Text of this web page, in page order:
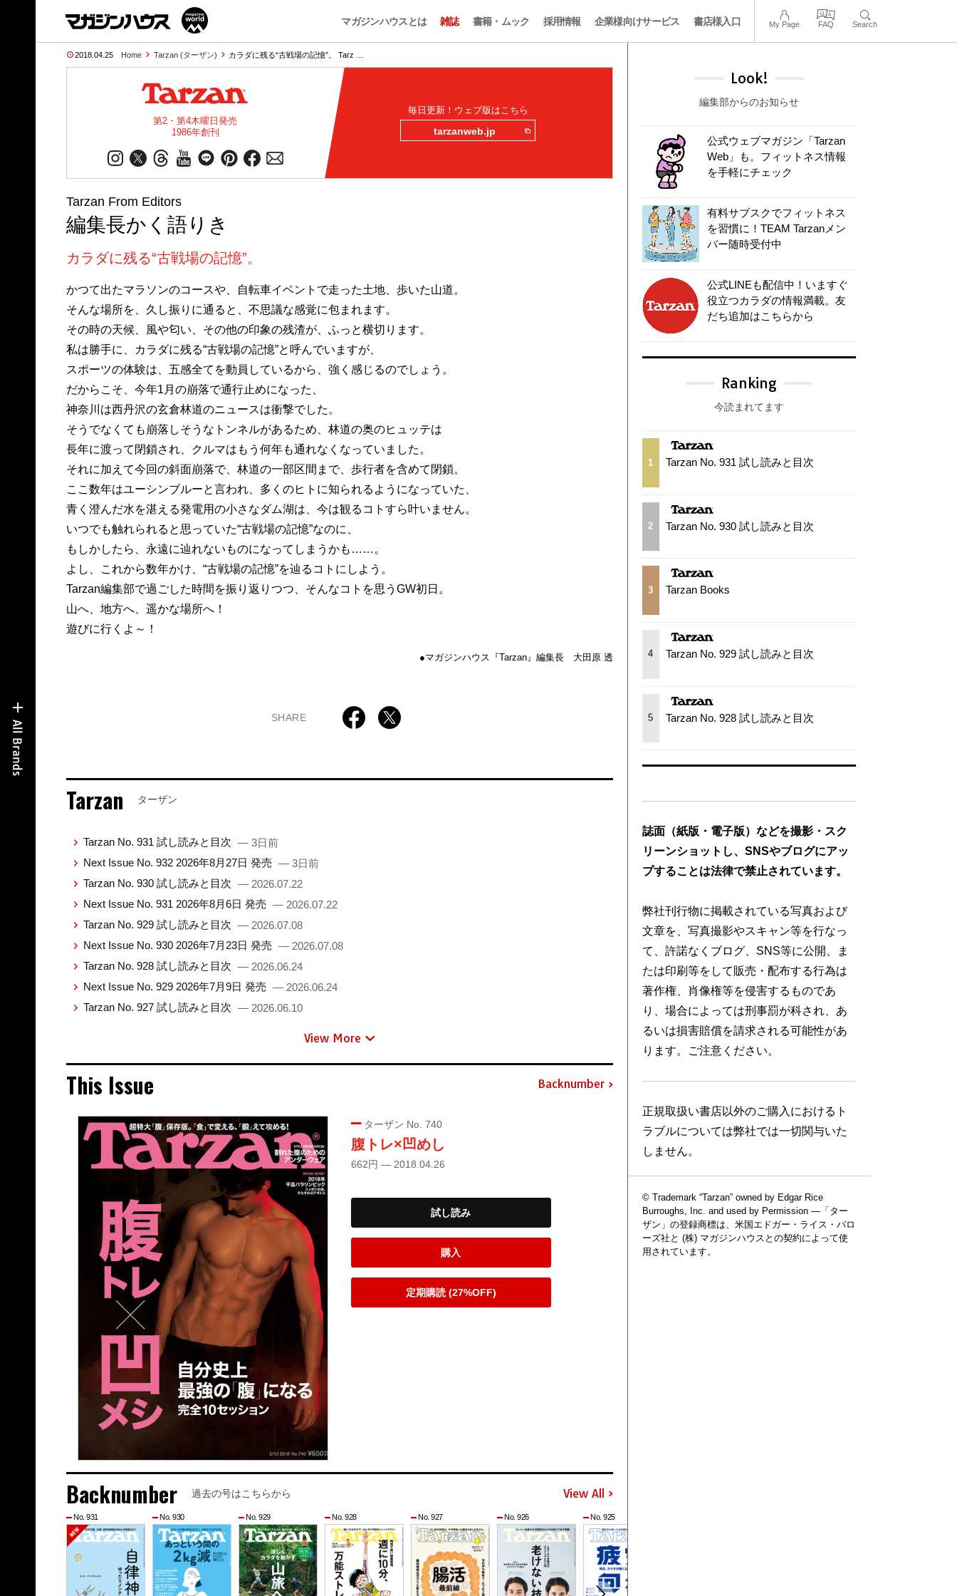
マガジンハウスとは 雑誌 書籍・ムック 採用情報 企業様向けサービス 書店様入口 My Page FAQ Search
2018.04.25 Home Tarzan (ターザン) カラダに残る“古戦場の記憶”。 Tarz …
第2・第4木曜日発売
1986年創刊
毎日更新！ウェブ版はこちら
tarzanweb.jp
Tarzan From Editors
編集長かく語りき
カラダに残る“古戦場の記憶”。
かつて出たマラソンのコースや、自転車イベントで走った土地、歩いた山道。
そんな場所を、久し振りに通ると、不思議な感覚に包まれます。
その時の天候、風や匂い、その他の印象の残渣が、ふっと横切ります。
私は勝手に、カラダに残る“古戦場の記憶”と呼んでいますが、
スポーツの体験は、五感全てを動員しているから、強く感じるのでしょう。
だからこそ、今年1月の崩落で通行止めになった、
神奈川は西丹沢の玄倉林道のニュースは衝撃でした。
そうでなくても崩落しそうなトンネルがあるため、林道の奥のヒュッテは
長年に渡って閉鎖され、クルマはもう何年も通れなくなっていました。
それに加えて今回の斜面崩落で、林道の一部区間まで、歩行者を含めて閉鎖。
ここ数年はユーシンブルーと言われ、多くのヒトに知られるようになっていた、
青く澄んだ水を湛える発電用の小さなダム湖は、今は観るコトすら叶いません。
いつでも触れられると思っていた“古戦場の記憶”なのに、
もしかしたら、永遠に辿れないものになってしまうかも……。
よし、これから数年かけ、“古戦場の記憶”を辿るコトにしよう。
Tarzan編集部で過ごした時間を振り返りつつ、そんなコトを思うGW初日。
山へ、地方へ、遥かな場所へ！
遊びに行くよ～！
●マガジンハウス『Tarzan』編集長 大田原 透
SHARE
Tarzan ターザン
Tarzan No. 931 試し読みと目次 — 3日前
Next Issue No. 932 2026年8月27日 発売 — 3日前
Tarzan No. 930 試し読みと目次 — 2026.07.22
Next Issue No. 931 2026年8月6日 発売 — 2026.07.22
Tarzan No. 929 試し読みと目次 — 2026.07.08
Next Issue No. 930 2026年7月23日 発売 — 2026.07.08
Tarzan No. 928 試し読みと目次 — 2026.06.24
Next Issue No. 929 2026年7月9日 発売 — 2026.06.24
Tarzan No. 927 試し読みと目次 — 2026.06.10
View More
This Issue Backnumber
ターザン No. 740
腹トレ×凹めし
662円 — 2018.04.26
試し読み
購入
定期購読 (27%OFF)
Backnumber 過去の号はこちらから View All
No. 931 No. 930 No. 929 No. 928 No. 927 No. 926 No. 925
Look!
編集部からのお知らせ
公式ウェブマガジン「Tarzan
Web」も。フィットネス情報
を手軽にチェック
有料サブスクでフィットネス
を習慣に！TEAM Tarzanメン
バー随時受付中
公式LINEも配信中！いますぐ
役立つカラダの情報満載。友
だち追加はこちらから
Ranking
今読まれてます
1 Tarzan No. 931 試し読みと目次
2 Tarzan No. 930 試し読みと目次
3 Tarzan Books
4 Tarzan No. 929 試し読みと目次
5 Tarzan No. 928 試し読みと目次
誌面（紙版・電子版）などを撮影・スク
リーンショットし、SNSやブログにアッ
プすることは法律で禁止されています。
弊社刊行物に掲載されている写真および
文章を、写真撮影やスキャン等を行なっ
て、許諾なくブログ、SNS等に公開、ま
たは印刷等をして販売・配布する行為は
著作権、肖像権等を侵害するものであ
り、場合によっては刑事罰が科され、あ
るいは損害賠償を請求される可能性があ
ります。ご注意ください。
正規取扱い書店以外のご購入におけるト
ラブルについては弊社では一切関与いた
しません。
© Trademark “Tarzan” owned by Edgar Rice
Burroughs, Inc. and used by Permission —「ター
ザン」の登録商標は、米国エドガー・ライス・バロ
ーズ社と (株) マガジンハウスとの契約によって使
用されています。